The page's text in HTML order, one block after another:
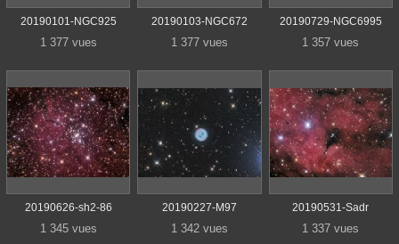
20190101-NGC925
1 377 vues
20190103-NGC672
1 377 vues
20190729-NGC6995
1 357 vues
20190626-sh2-86
1 345 vues
20190227-M97
1 342 vues
20190531-Sadr
1 337 vues